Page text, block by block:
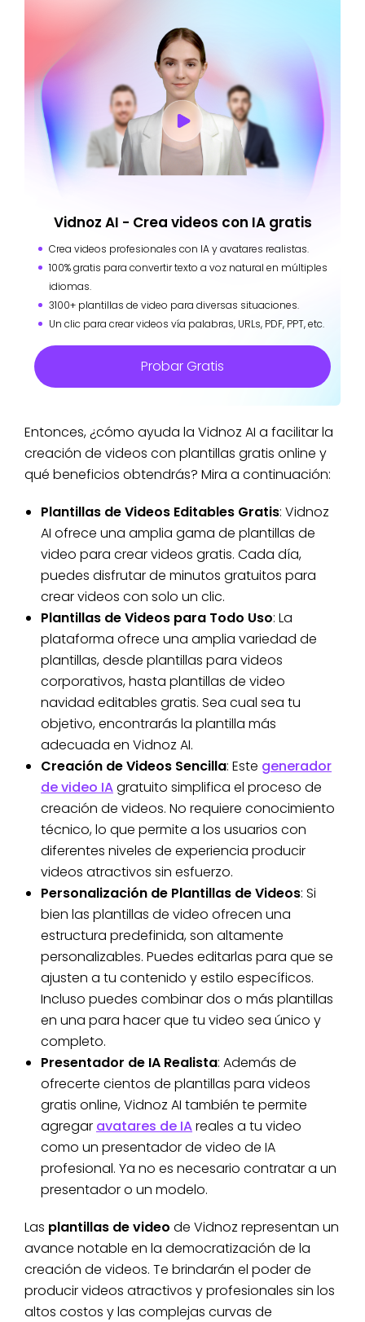
Vidnoz AI - Crea videos con IA gratis
Crea videos profesionales con IA y avatares realistas.
100% gratis para convertir texto a voz natural en múltiples
idiomas.
3100+ plantillas de video para diversas situaciones.
Un clic para crear videos vía palabras, URLs, PDF, PPT, etc.
Probar Gratis
Entonces, ¿cómo ayuda la Vidnoz AI a facilitar la
creación de videos con plantillas gratis online y
qué beneficios obtendrás? Mira a continuación:
Plantillas de Videos Editables Gratis: Vidnoz
AI ofrece una amplia gama de plantillas de
video para crear videos gratis. Cada día,
puedes disfrutar de minutos gratuitos para
crear videos con solo un clic.
Plantillas de Videos para Todo Uso: La
plataforma ofrece una amplia variedad de
plantillas, desde plantillas para videos
corporativos, hasta plantillas de video
navidad editables gratis. Sea cual sea tu
objetivo, encontrarás la plantilla más
adecuada en Vidnoz AI.
Creación de Videos Sencilla: Este generador
de video IAgratuito simplifica el proceso de
creación de videos. No requiere conocimiento
técnico, lo que permite a los usuarios con
diferentes niveles de experiencia producir
videos atractivos sin esfuerzo.
Personalización de Plantillas de Videos: Si
bien las plantillas de video ofrecen una
estructura predefinida, son altamente
personalizables. Puedes editarlas para que se
ajusten a tu contenido y estilo específicos.
Incluso puedes combinar dos o más plantillas
en una para hacer que tu video sea único y
completo.
Presentador de IA Realista: Además de
ofrecerte cientos de plantillas para videos
gratis online, Vidnoz AI también te permite
agregar avatares de IAreales a tu video
como un presentador de video de IA
profesional. Ya no es necesario contratar a un
presentador o un modelo.
Las plantillas de video de Vidnoz representan un
avance notable en la democratización de la
creación de videos. Te brindarán el poder de
producir videos atractivos y profesionales sin los
altos costos y las complejas curvas de